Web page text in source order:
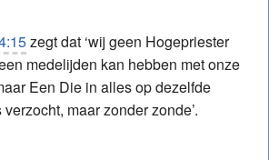
zegt dat ‘wij geen Hogepriester
medelijden kan hebben met onze
Een Die in alles op dezelfde
maar zonder zonde’.